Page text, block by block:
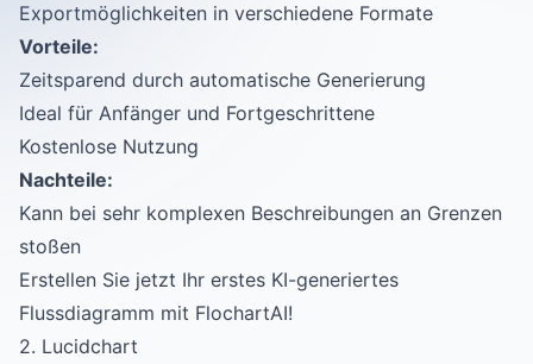
Exportmöglichkeiten in verschiedene Formate
Vorteile:
Zeitsparend durch automatische Generierung
Ideal für Anfänger und Fortgeschrittene
Kostenlose Nutzung
Nachteile:
Kann bei sehr komplexen Beschreibungen an Grenzen
stoßen
Erstellen Sie jetzt Ihr erstes KI-generiertes
Flussdiagramm mit FlochartAI!
2. Lucidchart